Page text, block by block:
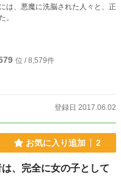
は、悪魔に洗脳された人々と、正
。
位 / 8,579件
登録日 2017.06.02
お気に入り追加 2
、完全に女の子として